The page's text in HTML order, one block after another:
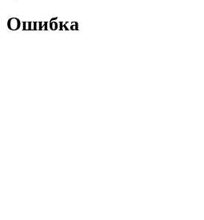
Ошибка